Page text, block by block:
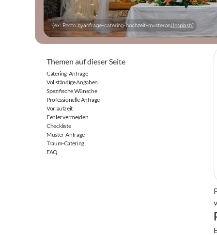
(ex: Photo byanfrage-catering-hochzeit-musteronUnsplash)
Themen auf dieser Seite
Catering-Anfrage
Vollständige Angaben
Spezifische Wünsche
Professionelle Anfrage
Vorlaufzeit
Fehler vermeiden
Checkliste
Muster-Anfrage
Traum-Catering
FAQ